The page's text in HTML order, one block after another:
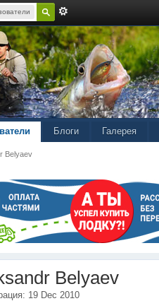
Блоги Галерея
Belyaev
Belyaev
19 Dec 2010